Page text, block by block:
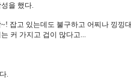
을 했다.
잡고 있는데도 불구하고 어찌나 낑낑
커 가지고 겁이 많다고...
.